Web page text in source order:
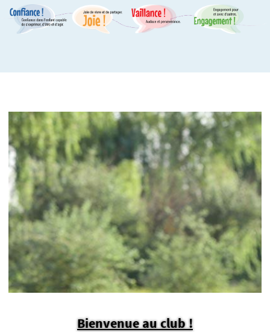
Bienvenue au club !